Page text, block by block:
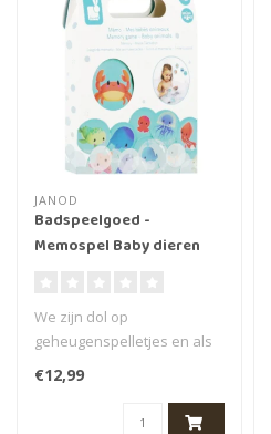
JANOD
Badspeelgoed -
Memospel Baby dieren
We zijn dol op
geheugenspelletjes en als
je ze in bad kunt spelen,
wordt het nog..
€12,99